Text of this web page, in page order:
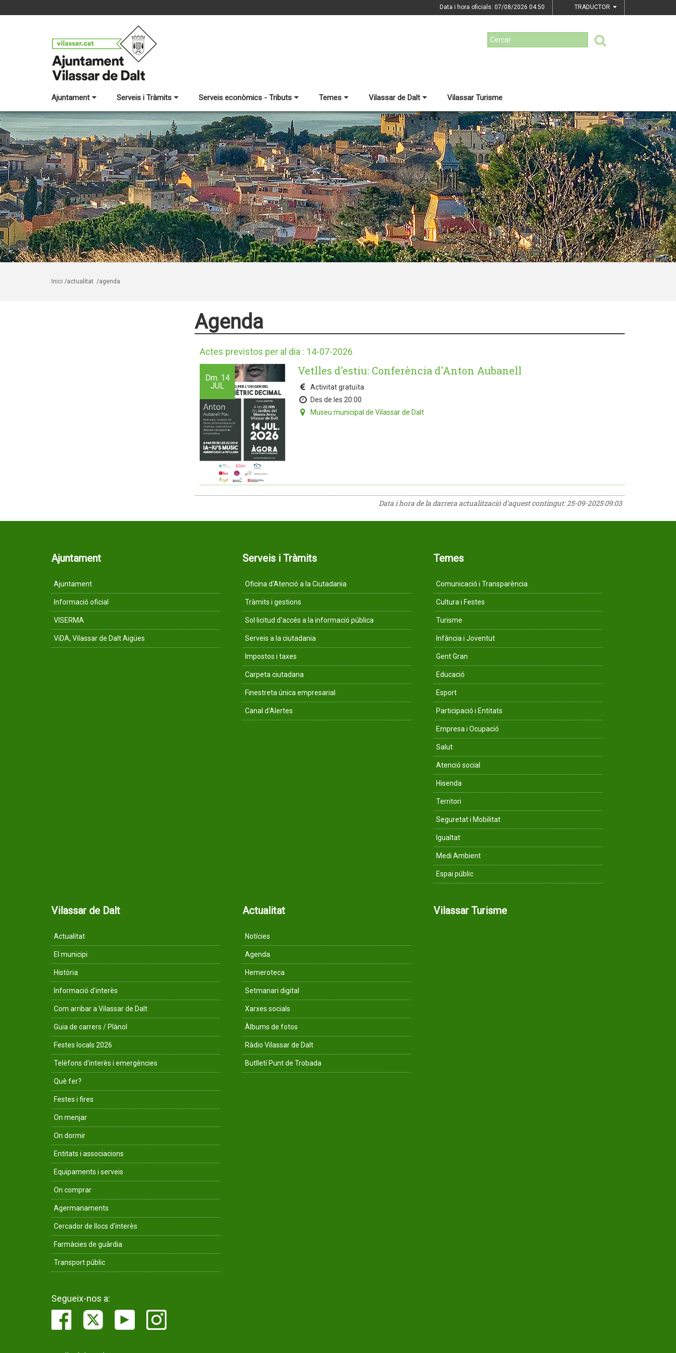
Data i hora oficials: 07/08/2026 04:50 TRADUCTOR
Ajuntament Serveis i Tràmits Serveis econòmics - Tributs Temes Vilassar de Dalt Vilassar Turisme
Inici /actualitat /agenda
Agenda
Actes previstos per al dia : 14-07-2026
Dm. 14
JUL
Vetlles d'estiu: Conferència d'Anton Aubanell
Activitat gratuïta
Des de les 20:00
Museu municipal de Vilassar de Dalt
Data i hora de la darrera actualització d'aquest contingut:25-09-2025 09:03
Ajuntament
Ajuntament
Informació oficial
VISERMA
ViDA, Vilassar de Dalt Aigües
Serveis i Tràmits
Oficina d'Atenció a la Ciutadania
Tràmits i gestions
Sol·licitud d'accés a la informació pública
Serveis a la ciutadania
Impostos i taxes
Carpeta ciutadana
Finestreta única empresarial
Canal d'Alertes
Temes
Comunicació i Transparència
Cultura i Festes
Turisme
Infància i Joventut
Gent Gran
Educació
Esport
Participació i Entitats
Empresa i Ocupació
Salut
Atenció social
Hisenda
Territori
Seguretat i Mobilitat
Igualtat
Medi Ambient
Espai públic
Vilassar de Dalt
Actualitat
El municipi
Història
Informació d'interès
Com arribar a Vilassar de Dalt
Guia de carrers / Plànol
Festes locals 2026
Telèfons d'interès i emergències
Què fer?
Festes i fires
On menjar
On dormir
Entitats i associacions
Equipaments i serveis
On comprar
Agermanaments
Cercador de llocs d'interès
Farmàcies de guàrdia
Transport públic
Actualitat
Notícies
Agenda
Hemeroteca
Setmanari digital
Xarxes socials
Àlbums de fotos
Ràdio Vilassar de Dalt
Butlletí Punt de Trobada
Vilassar Turisme
Segueix-nos a: